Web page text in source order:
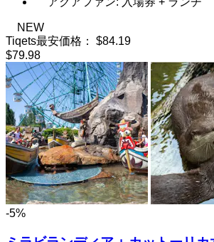
NEW
Tiqets最安価格：
$84.19
$79.98
-5%